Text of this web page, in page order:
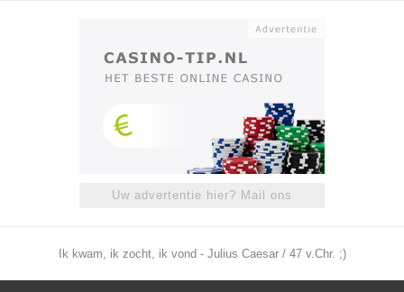
Uw advertentie hier? Mail ons
Ik kwam, ik zocht, ik vond - Julius Caesar / 47 v.Chr. ;)